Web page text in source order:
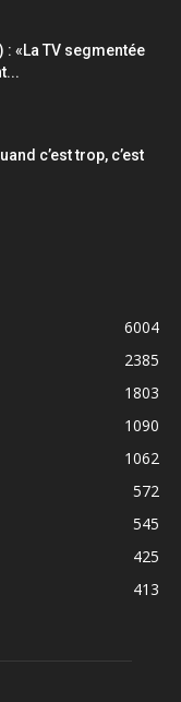
: «La TV segmentée
c’est trop, c’est
6004
2385
1803
1090
1062
572
545
425
413